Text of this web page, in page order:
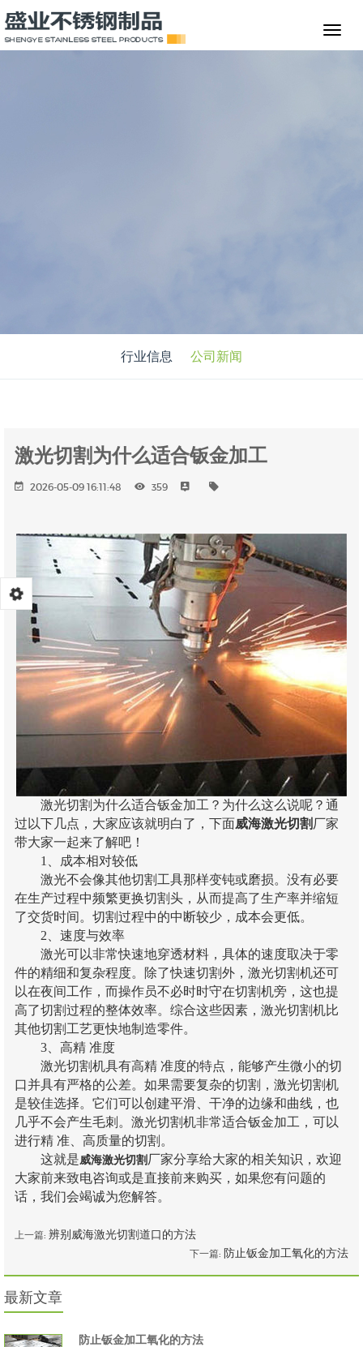
行业信息 公司新闻
激光切割为什么适合钣金加工
2026-05-09 16:11:48 359
激光切割为什么适合钣金加工？为什么这么说呢？通
过以下几点，大家应该就明白了，下面威海激光切割厂家
带大家一起来了解吧！
1、成本相对较低
激光不会像其他切割工具那样变钝或磨损。没有必要
在生产过程中频繁更换切割头，从而提高了生产率并缩短
了交货时间。切割过程中的中断较少，成本会更低。
2、速度与效率
激光可以非常快速地穿透材料，具体的速度取决于零
件的精细和复杂程度。除了快速切割外，激光切割机还可
以在夜间工作，而操作员不必时时守在切割机旁，这也提
高了切割过程的整体效率。综合这些因素，激光切割机比
其他切割工艺更快地制造零件。
3、高精 准度
激光切割机具有高精 准度的特点，能够产生微小的切
口并具有严格的公差。如果需要复杂的切割，激光切割机
是较佳选择。它们可以创建平滑、干净的边缘和曲线，也
几乎不会产生毛刺。激光切割机非常适合钣金加工，可以
进行精 准、高质量的切割。
这就是威海激光切割 厂家分享给大家的相关知识，欢迎
大家前来致电咨询或是直接前来购买，如果您有问题的
话，我们会竭诚为您解答。
上一篇: 辨别威海激光切割道口的方法
下一篇: 防止钣金加工氧化的方法
最新文章
防止钣金加工氧化的方法